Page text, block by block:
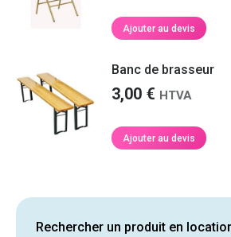
Ajouter au devis
Banc de brasseur
3,00 € HTVA
Ajouter au devis
Rechercher un produit en